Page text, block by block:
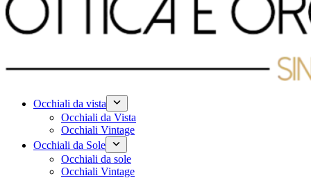
Occhiali da vista
Occhiali da Vista
Occhiali Vintage
Occhiali da Sole
Occhiali da sole
Occhiali Vintage